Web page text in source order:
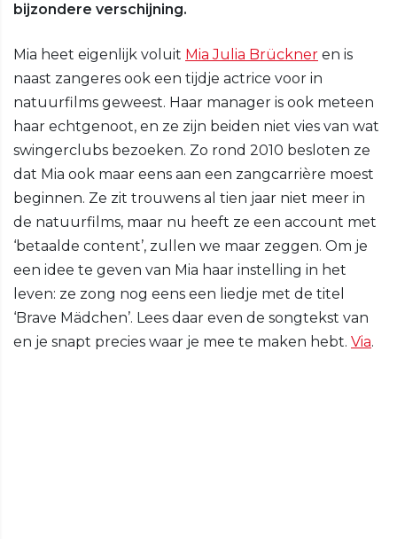
bijzondere verschijning.
Mia heet eigenlijk voluit Mia Julia Brückner en is
naast zangeres ook een tijdje actrice voor in
natuurfilms geweest. Haar manager is ook meteen
haar echtgenoot, en ze zijn beiden niet vies van wat
swingerclubs bezoeken. Zo rond 2010 besloten ze
dat Mia ook maar eens aan een zangcarrière moest
beginnen. Ze zit trouwens al tien jaar niet meer in
de natuurfilms, maar nu heeft ze een account met
‘betaalde content’, zullen we maar zeggen. Om je
een idee te geven van Mia haar instelling in het
leven: ze zong nog eens een liedje met de titel
‘Brave Mädchen’. Lees daar even de songtekst van
en je snapt precies waar je mee te maken hebt. Via.